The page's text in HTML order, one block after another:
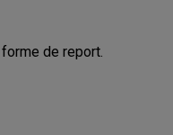
de report.